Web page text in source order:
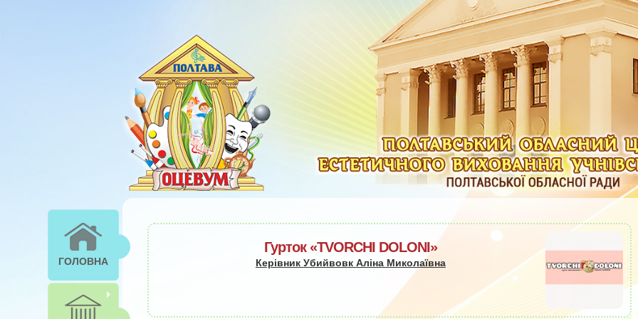
ГОЛОВНА
Гурток «TVORCHI DOLONI»
Керівник Убийвовк Аліна Миколаївна